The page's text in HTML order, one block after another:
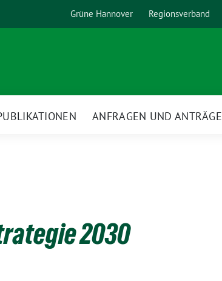
Grüne Hannover Regionsverband
ANFRAGEN UND ANTRÄGE
2030